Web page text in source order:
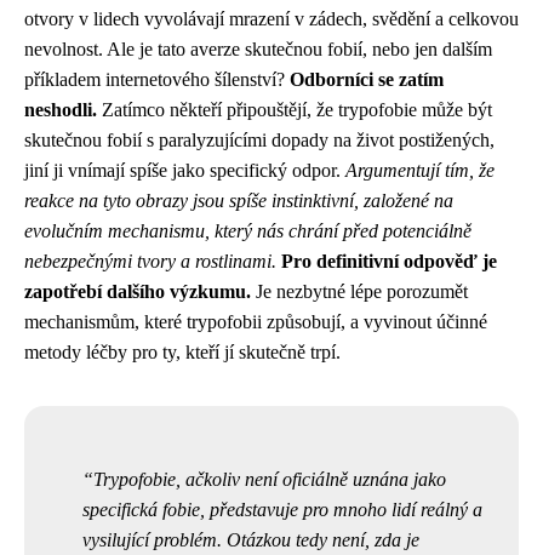
otvory v lidech vyvolávají mrazení v zádech, svědění a celkovou
nevolnost. Ale je tato averze skutečnou fobií, nebo jen dalším
příkladem internetového šílenství? Odborníci se zatím
neshodli. Zatímco někteří připouštějí, že trypofobie může být
skutečnou fobií s paralyzujícími dopady na život postižených,
jiní ji vnímají spíše jako specifický odpor. Argumentují tím, že
reakce na tyto obrazy jsou spíše instinktivní, založené na
evolučním mechanismu, který nás chrání před potenciálně
nebezpečnými tvory a rostlinami. Pro definitivní odpověď je
zapotřebí dalšího výzkumu. Je nezbytné lépe porozumět
mechanismům, které trypofobii způsobují, a vyvinout účinné
metody léčby pro ty, kteří jí skutečně trpí.
Trypofobie, ačkoliv není oficiálně uznána jako
specifická fobie, představuje pro mnoho lidí reálný a
vysilující problém. Otázkou tedy není, zda je